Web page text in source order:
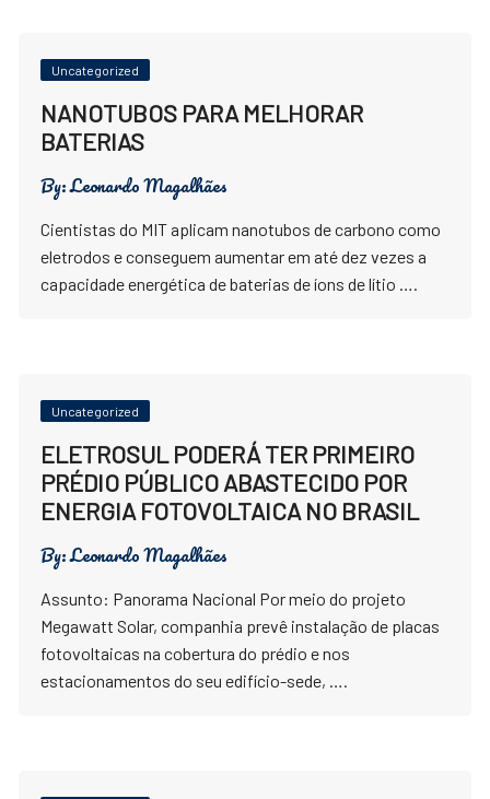
Uncategorized
NANOTUBOS PARA MELHORAR
BATERIAS
By:Leonardo Magalhães
Cientistas do MIT aplicam nanotubos de carbono como
eletrodos e conseguem aumentar em até dez vezes a
capacidade energética de baterias de íons de lítio ….
Uncategorized
ELETROSUL PODERÁ TER PRIMEIRO
PRÉDIO PÚBLICO ABASTECIDO POR
ENERGIA FOTOVOLTAICA NO BRASIL
By:Leonardo Magalhães
Assunto: Panorama Nacional Por meio do projeto
Megawatt Solar, companhia prevê instalação de placas
fotovoltaicas na cobertura do prédio e nos
estacionamentos do seu edifício-sede, ….